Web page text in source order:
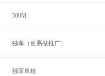
500M
独享（更易做推广）
独享单核